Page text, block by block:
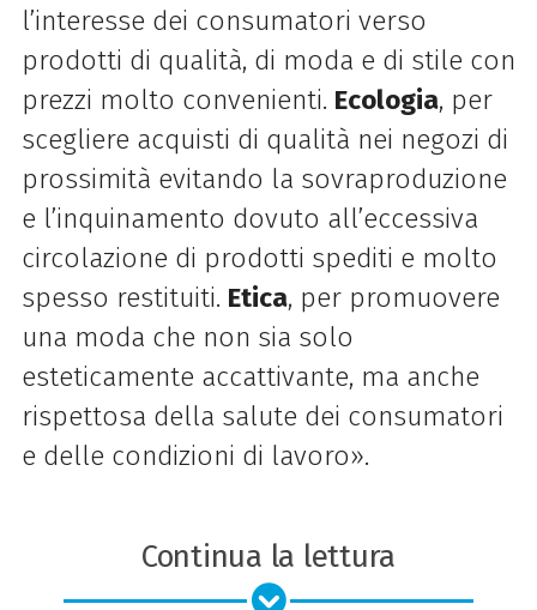
l’interesse dei consumatori verso
prodotti di qualità, di moda e di stile con
prezzi molto convenienti. Ecologia, per
scegliere acquisti di qualità nei negozi di
prossimità evitando la sovraproduzione
e l’inquinamento dovuto all’eccessiva
circolazione di prodotti spediti e molto
spesso restituiti. Etica, per promuovere
una moda che non sia solo
esteticamente accattivante, ma anche
rispettosa della salute dei consumatori
e delle condizioni di lavoro».
Continua la lettura